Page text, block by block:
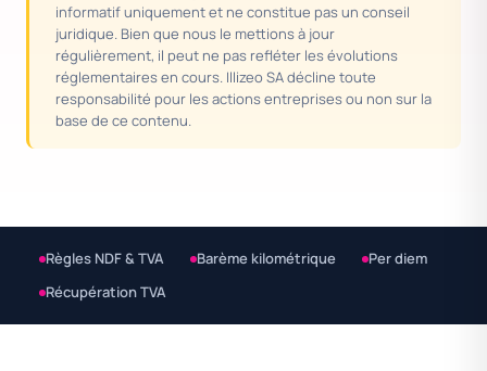
informatif uniquement et ne constitue pas un conseil
juridique. Bien que nous le mettions à jour
régulièrement, il peut ne pas refléter les évolutions
réglementaires en cours. Illizeo SA décline toute
responsabilité pour les actions entreprises ou non sur la
base de ce contenu.
Règles NDF & TVA Barème kilométrique
Per diem
Récupération TVA